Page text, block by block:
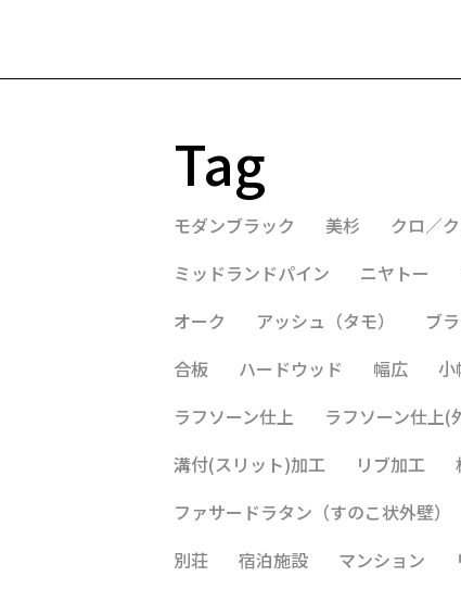
Tag
モダンブラック 美杉 クロ／
ミッドランドパイン
ニヤトー
オーク
アッシュ（タモ） ブ
合板
ハードウッド 幅広 小
ラフソーン仕上
ラフソーン仕上(
溝付(スリット)加工
リブ加工
ファサードラタン（すのこ状外壁）
別荘
宿泊施設 マンション